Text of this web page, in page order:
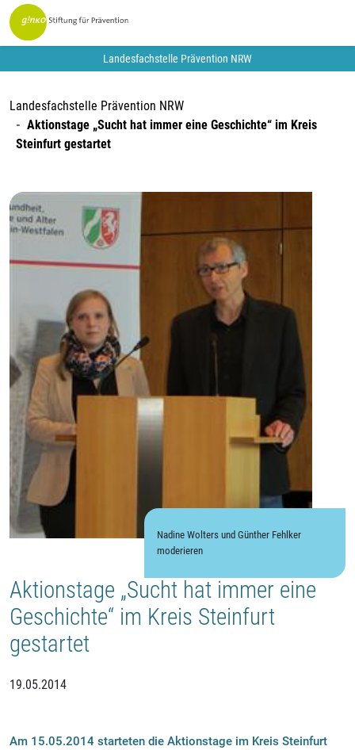
Landesfachstelle Prävention NRW
Landesfachstelle Prävention NRW
Aktionstage „Sucht hat immer eine Geschichte“ im Kreis
Steinfurt gestartet
Nadine Wolters und Günther Fehlker
moderieren
Aktionstage „Sucht hat immer eine
Geschichte“ im Kreis Steinfurt
gestartet
19.05.2014
Am 15.05.2014 starteten die Aktionstage im Kreis Steinfurt